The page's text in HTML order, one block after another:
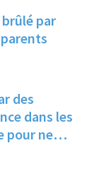
par
des
dans les
pour ne